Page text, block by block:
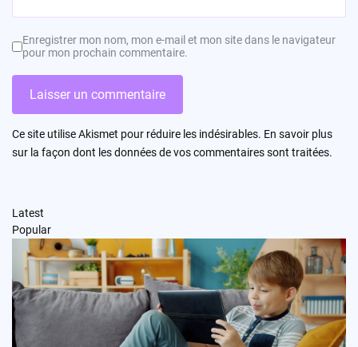
Enregistrer mon nom, mon e-mail et mon site dans le navigateur
pour mon prochain commentaire.
Ce site utilise Akismet pour réduire les indésirables. En savoir plus
sur la façon dont les données de vos commentaires sont traitées.
Latest
Popular